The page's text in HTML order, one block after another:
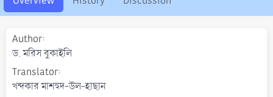
o
n
Author
ড. মরিস বুকাইলি
Translator
খন্দকার মাশহুদ-উল-হাছান